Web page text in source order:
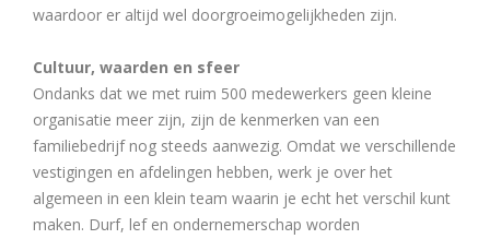
waardoor er altijd wel doorgroeimogelijkheden zijn.
Cultuur, waarden en sfeer
Ondanks dat we met ruim 500 medewerkers geen kleine
organisatie meer zijn, zijn de kenmerken van een
familiebedrijf nog steeds aanwezig. Omdat we verschillende
vestigingen en afdelingen hebben, werk je over het
algemeen in een klein team waarin je echt het verschil kunt
maken. Durf, lef en ondernemerschap worden